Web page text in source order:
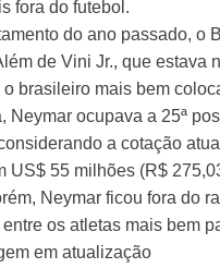
fora do futebol.
do ano passado, o
de Vini Jr., que estava
brasileiro mais bem
Neymar ocupava a 25ª
a cotação
US$ 55 milhões (R$
Neymar ficou fora do
os atletas mais bem
em atualização